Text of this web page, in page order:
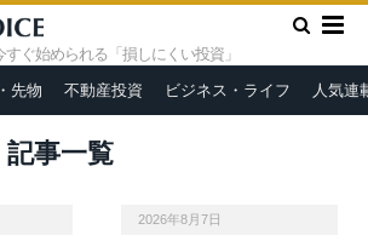
すぐ始められる「損しにくい投資」
先物 不動産投資 ビジネス・ライフ 人気連
事一覧
決算・IR
2026年8月7日